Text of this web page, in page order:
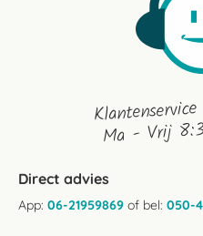
Ma - Vrij
Direct advies
App: 06-21959869 of bel: 050-